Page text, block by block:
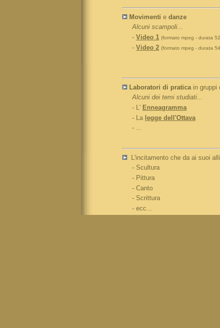
Movimenti e danze
Alcuni scampoli...
- Video 1 (formato mpeg - durata
- Video 2 (formato mpeg - durata
Laboratori di praticain gruppi
Alcuni dei temi studiati...
- L' Enneagramma
- La legge dell'Ottava
- ...
L'incitamento che da ai suoi
- Scultura
- Pittura
- Canto
- Scrittura
- ecc...